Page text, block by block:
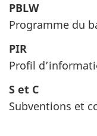
PBLW
Programme du
PIR
Profil
S et C
Subventions et